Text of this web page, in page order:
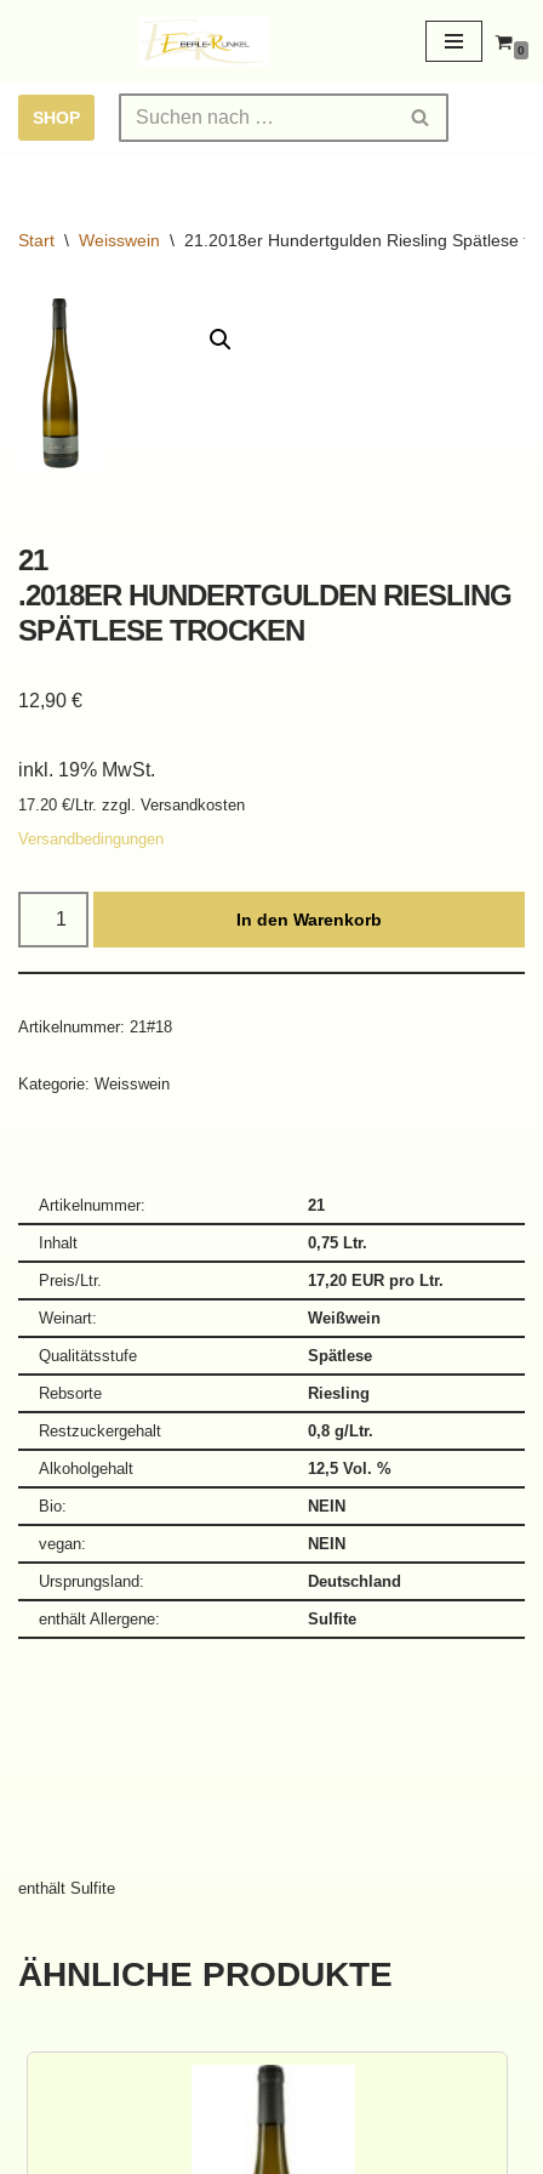
Inhalt
0
SHOP
Start \ Weisswein \ 21.2018er Hundertgulden Riesling Spätlese
21
.2018ER HUNDERTGULDEN RIESLING
SPÄTLESE TROCKEN
12,90 €
inkl. 19% MwSt.
17.20 €/Ltr. zzgl. Versandkosten
Versandbedingungen
In den Warenkorb
Artikelnummer: 21#18
Kategorie: Weisswein
Artikelnummer: 21
Inhalt 0,75 Ltr.
Preis/Ltr. 17,20 EUR pro Ltr.
Weinart: Weißwein
Qualitätsstufe Spätlese
Rebsorte Riesling
Restzuckergehalt 0,8 g/Ltr.
Alkoholgehalt 12,5 Vol. %
Bio: NEIN
vegan: NEIN
Ursprungsland: Deutschland
enthält Allergene: Sulfite
enthält Sulfite
ÄHNLICHE PRODUKTE